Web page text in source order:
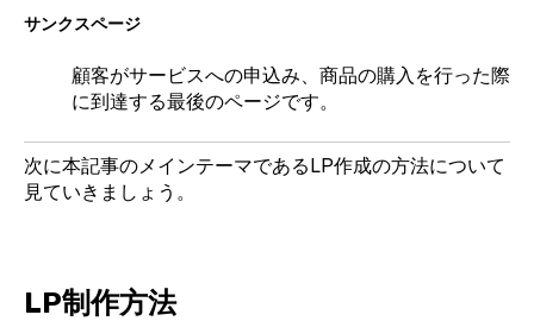
サンクスページ
顧客がサービスへの申込み、商品の購入を行った際
に到達する最後のページです。
次に本記事のメインテーマであるLP作成の方法について
見ていきましょう。
LP制作方法